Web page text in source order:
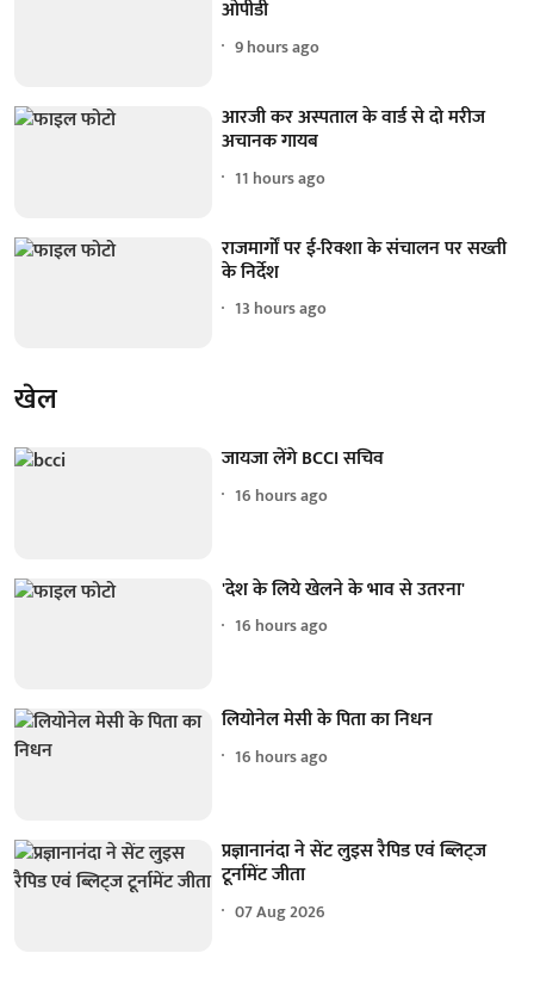
ओपीडी
9 hours ago
आरजी कर अस्पताल के वार्ड से दो मरीज
अचानक गायब
11 hours ago
राजमार्गों पर ई-रिक्शा के संचालन पर सख्ती
के निर्देश
13 hours ago
खेल
जायजा लेंगे BCCI सचिव
16 hours ago
'देश के लिये खेलने के भाव से उतरना'
16 hours ago
लियोनेल मेसी के पिता का निधन
16 hours ago
प्रज्ञानानंदा ने सेंट लुइस रैपिड एवं ब्लिट्ज
टूर्नामेंट जीता
07 Aug 2026